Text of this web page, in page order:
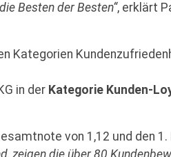
Besten der Besten“, erklärt
Kategorien
in der Kategorie Kunden-
von 1,12 und den